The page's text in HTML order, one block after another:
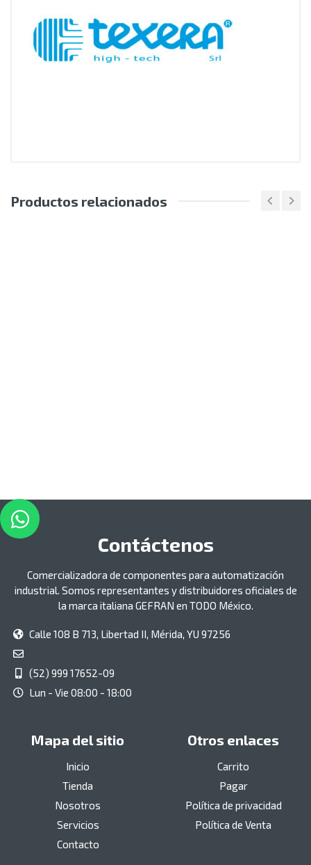
Productos relacionados
Contáctenos
Comercializadora de componentes para automatización
industrial. Somos representantes y distribuidores oficiales de
la marca italiana GEFRAN en TODO México.
Calle 108 B 713, Libertad II, Mérida, YU 97256
(52) 999 17652-09
Lun - Vie 08:00 - 18:00
Mapa del sitio
Inicio
Tienda
Nosotros
Servicios
Contacto
Otros enlaces
Carrito
Pagar
Política de privacidad
Política de Venta